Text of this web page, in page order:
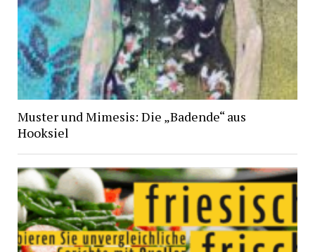
Muster und Mimesis: Die „Badende“ aus
Hooksiel